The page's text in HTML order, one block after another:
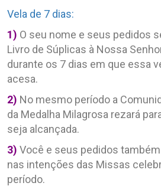
Vela de 7 dias:
1) O seu nome e seus pedidos
Livro de Súplicas à Nossa
durante os 7 dias em que essa
acesa.
2) No mesmo período a
da Medalha Milagrosa rezará
seja alcançada.
3) Você e seus pedidos
nas intenções das Missas
período.